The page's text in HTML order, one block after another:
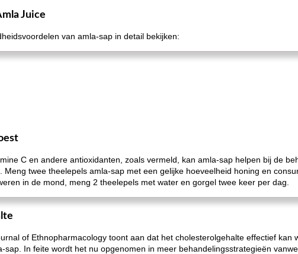
Juice
van amla-sap in detail bekijken:
C en andere antioxidanten, zoals vermeld, kan amla-sap helpen bij de
Meng twee theelepels amla-sap met een gelijke hoeveelheid honing en
in de mond, meng 2 theelepels met water en gorgel twee keer per dag.
of Ethnopharmacology toont aan dat het cholesterolgehalte effectief kan
sap. In feite wordt het nu opgenomen in meer behandelingsstrategieën